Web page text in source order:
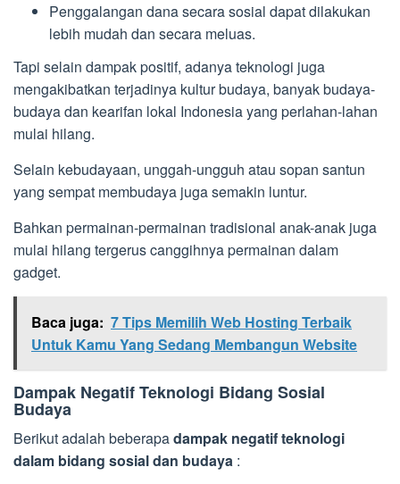
Penggalangan dana secara sosial dapat dilakukan
lebih mudah dan secara meluas.
Tapi selain dampak positif, adanya teknologi juga
mengakibatkan terjadinya kultur budaya, banyak budaya-
budaya dan kearifan lokal Indonesia yang perlahan-lahan
mulai hilang.
Selain kebudayaan, unggah-ungguh atau sopan santun
yang sempat membudaya juga semakin luntur.
Bahkan permainan-permainan tradisional anak-anak juga
mulai hilang tergerus canggihnya permainan dalam
gadget.
Baca juga: 7 Tips Memilih Web Hosting Terbaik
Untuk Kamu Yang Sedang Membangun Website
Dampak Negatif Teknologi Bidang Sosial
Budaya
Berikut adalah beberapadampak negatif teknologi
dalam bidang sosial dan budaya :